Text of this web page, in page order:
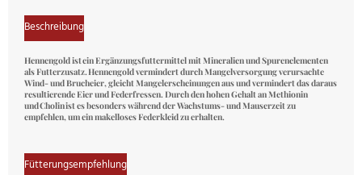
Beschreibung
Hennengoldist ein Ergänzungsfuttermittel mit Mineralien und Spurenelementen
als Futterzusatz. Hennengold vermindert durch Mangelversorgung verursachte
Wind- und Brucheier, gleicht Mangelerscheinungen aus und vermindert das daraus
resultierende Eier und Federfressen. Durch den hohen Gehalt an Methionin
und Cholin ist es besonders während der Wachstums- und Mauserzeit zu
empfehlen, um ein makelloses Federkleid zu erhalten.
Fütterungsempfehlung